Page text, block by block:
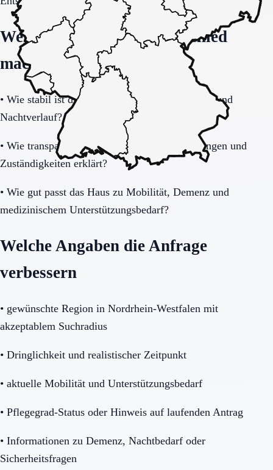
Welche Fragen den Unterschied
machen
• Wie stabil ist die Pflegeorganisation im Tages- und
Nachtverlauf?
• Wie transparent werden Zusatzkosten, Leistungen und
Zuständigkeiten erklärt?
• Wie gut passt das Haus zu Mobilität, Demenz und
medizinischem Unterstützungsbedarf?
Welche Angaben die Anfrage
verbessern
• gewünschte Region in Nordrhein-Westfalen mit
akzeptablem Suchradius
• Dringlichkeit und realistischer Zeitpunkt
• aktuelle Mobilität und Unterstützungsbedarf
• Pflegegrad-Status oder Hinweis auf laufenden Antrag
• Informationen zu Demenz, Nachtbedarf oder
Sicherheitsfragen